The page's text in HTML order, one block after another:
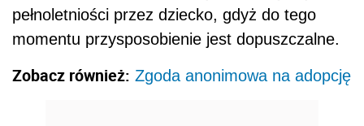
pełnoletniości przez dziecko, gdyż do tego
momentu przysposobienie jest dopuszczalne.
Zobacz również: Zgoda anonimowa na adopcję